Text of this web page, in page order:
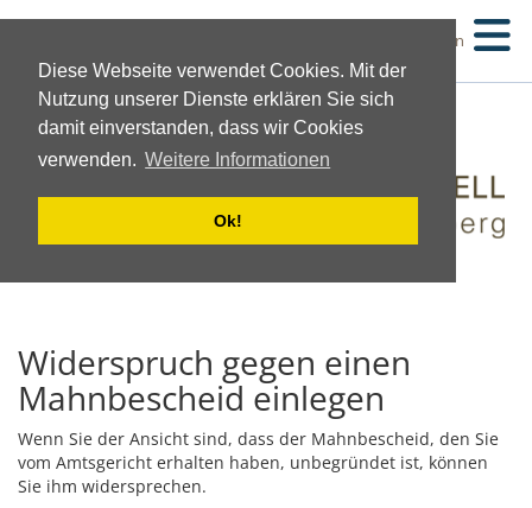
Diese Webseite verwendet Cookies. Mit der
Nutzung unserer Dienste erklären Sie sich
damit einverstanden, dass wir Cookies
verwenden. Weitere Informationen
Ok!
Suchen
Widerspruch gegen einen
Mahnbescheid einlegen
Wenn Sie der Ansicht sind, dass der Mahnbescheid, den Sie
vom Amtsgericht erhalten haben, unbegründet ist, können
Sie ihm widersprechen.